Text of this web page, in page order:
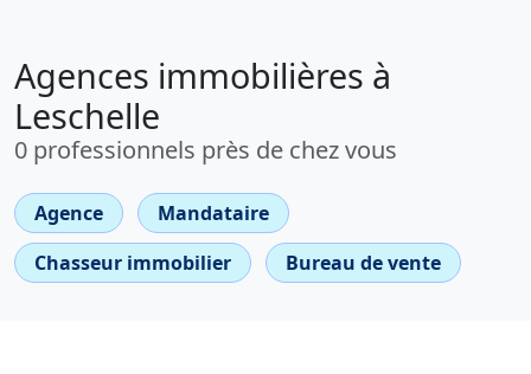
Agences immobilières à
Leschelle
0 professionnels près de chez vous
Agence
Mandataire
Chasseur immobilier
Bureau de vente